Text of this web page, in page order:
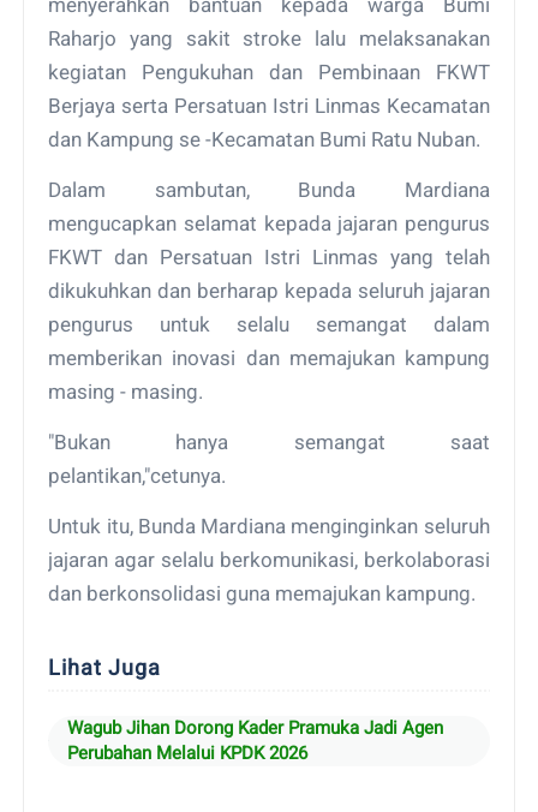
Raharjo yang sakit stroke lalu melaksanakan
kegiatan Pengukuhan dan Pembinaan FKWT
Berjaya serta Persatuan Istri Linmas Kecamatan
dan Kampung se -Kecamatan Bumi Ratu Nuban.
Dalam sambutan, Bunda Mardiana
mengucapkan selamat kepada jajaran pengurus
FKWT dan Persatuan Istri Linmas yang telah
dikukuhkan dan berharap kepada seluruh jajaran
pengurus untuk selalu semangat dalam
memberikan inovasi dan memajukan kampung
masing - masing.
"Bukan hanya semangat saat
pelantikan,"cetunya.
Untuk itu, Bunda Mardiana menginginkan seluruh
jajaran agar selalu berkomunikasi, berkolaborasi
dan berkonsolidasi guna memajukan kampung.
Lihat Juga
Wagub Jihan Dorong Kader Pramuka Jadi Agen
Perubahan Melalui KPDK 2026